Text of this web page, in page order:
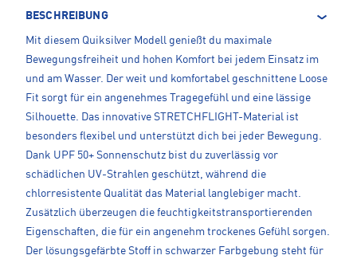
BESCHREIBUNG
Mit diesem Quiksilver Modell genießt du maximale
Bewegungsfreiheit und hohen Komfort bei jedem Einsatz im
und am Wasser. Der weit und komfortabel geschnittene Loose
Fit sorgt für ein angenehmes Tragegefühl und eine lässige
Silhouette. Das innovative STRETCHFLIGHT-Material ist
besonders flexibel und unterstützt dich bei jeder Bewegung.
Dank UPF 50+ Sonnenschutz bist du zuverlässig vor
schädlichen UV-Strahlen geschützt, während die
chlorresistente Qualität das Material langlebiger macht.
Zusätzlich überzeugen die feuchtigkeitstransportierenden
Eigenschaften, die für ein angenehm trockenes Gefühl sorgen.
Der lösungsgefärbte Stoff in schwarzer Farbgebung steht für